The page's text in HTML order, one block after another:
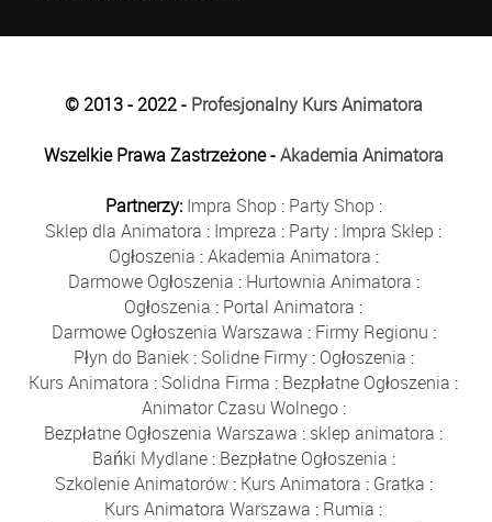
© 2013 - 2022 - Profesjonalny Kurs Animatora
Wszelkie Prawa Zastrzeżone -Akademia Animatora
Partnerzy: Impra Shop : Party Shop :
Sklep dla Animatora : Impreza : Party : Impra Sklep :
Ogłoszenia :Akademia Animatora :
Darmowe Ogłoszenia : Hurtownia Animatora :
Ogłoszenia : Portal Animatora :
Darmowe Ogłoszenia Warszawa : Firmy Regionu :
Płyn do Baniek: Solidne Firmy: Ogłoszenia :
Kurs Animatora : Solidna Firma : Bezpłatne Ogłoszenia :
Animator Czasu Wolnego:
Bezpłatne Ogłoszenia Warszawa : sklep animatora :
Bańki Mydlane: Bezpłatne Ogłoszenia :
Szkolenie Animatorów: Kurs Animatora : Gratka :
Kurs Animatora Warszawa : Rumia :